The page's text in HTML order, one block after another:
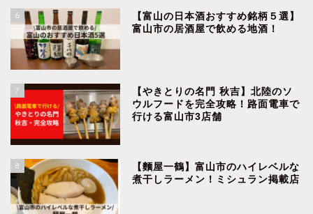
6
【富山の日本酒おすすめ銘柄５選】
富山市の居酒屋で飲める地酒！
7
【やきとりの名門 秋吉】北陸のソ
ウルフードを完全攻略！路面電車で
行ける富山市3店舗
8
【麵屋一鶴】富山市のハイレベルな
煮干しラーメン！ミシュラン掲載店